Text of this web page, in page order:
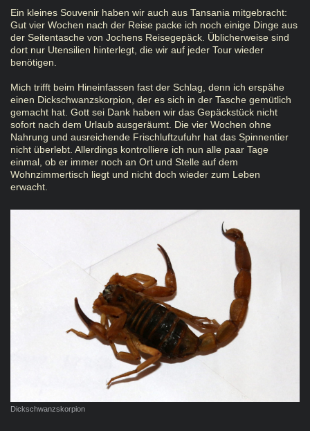
Ein kleines Souvenir haben wir auch aus Tansania mitgebracht:
Gut vier Wochen nach der Reise packe ich noch einige Dinge aus
der Seitentasche von Jochens Reisegepäck. Üblicherweise sind
dort nur Utensilien hinterlegt, die wir auf jeder Tour wieder
benötigen.
Mich trifft beim Hineinfassen fast der Schlag, denn ich erspähe
einen Dickschwanzskorpion, der es sich in der Tasche gemütlich
gemacht hat. Gott sei Dank haben wir das Gepäckstück nicht
sofort nach dem Urlaub ausgeräumt. Die vier Wochen ohne
Nahrung und ausreichende Frischluftzufuhr hat das Spinnentier
nicht überlebt. Allerdings kontrolliere ich nun alle paar Tage
einmal, ob er immer noch an Ort und Stelle auf dem
Wohnzimmertisch liegt und nicht doch wieder zum Leben
erwacht.
Dickschwanzskorpion